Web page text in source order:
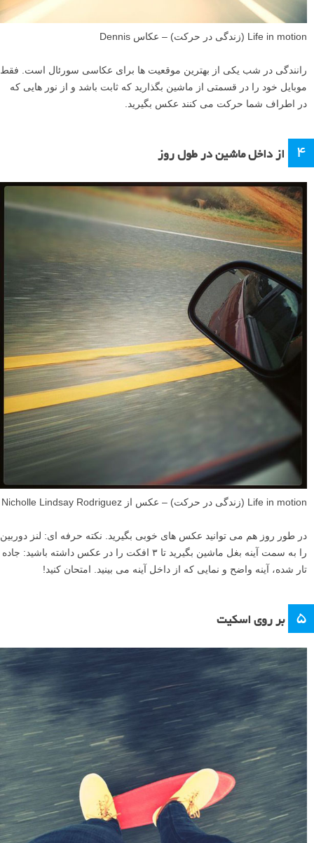
Life in motion (زندگی در حرکت) – عکاس Dennis
رانندگی در شب یکی از بهترین موقعیت ها برای عکاسی سورئال است. فقط
موبایل خود را در قسمتی از ماشین بگذارید که ثابت باشد و از نور هایی که
در اطراف شما حرکت می کنند عکس بگیرید.
۴ از داخل ماشین در طول روز
Life in motion (زندگی در حرکت) – عکس از Nicholle Lindsay Rodriguez
در طور روز هم می توانید عکس های خوبی بگیرید. نکته حرفه ای: لنز دوربین
را به سمت آینه بغل ماشین بگیرید تا ۳ افکت را در عکس داشته باشید: جاده
تار شده، آینه واضح و نمایی که از داخل آینه می بینید. امتحان کنید!
۵ بر روی اسکیت